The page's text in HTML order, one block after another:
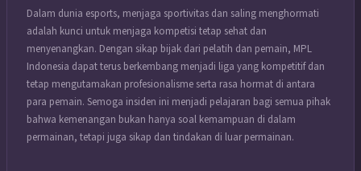
Dalam dunia esports, menjaga sportivitas dan saling menghormati
adalah kunci untuk menjaga kompetisi tetap sehat dan
menyenangkan. Dengan sikap bijak dari pelatih dan pemain, MPL
Indonesia dapat terus berkembang menjadi liga yang kompetitif dan
tetap mengutamakan profesionalisme serta rasa hormat di antara
para pemain. Semoga insiden ini menjadi pelajaran bagi semua pihak
bahwa kemenangan bukan hanya soal kemampuan di dalam
permainan, tetapi juga sikap dan tindakan di luar permainan.